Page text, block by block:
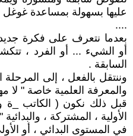
عليها بسهولة بمساعدة غوغل
....
بعدما نتعرف على فكرة
أو الشيء ... أو الفرد ،
السابقة .
وننتقل بالفعل ، إلى المرحلة
والمعرفة العلمية خاصة " لا
قبل ذلك نكون ( الكاتب _ة
الأولية ، المشتركة ،
في المستوى البدائي ، أو